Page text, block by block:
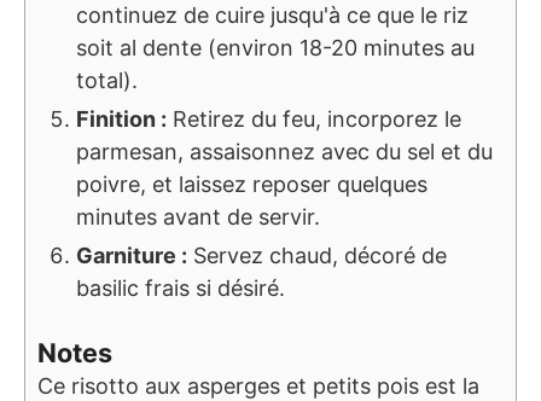
continuez de cuire jusqu'à ce que le riz
soit al dente (environ 18-20 minutes au
total).
Finition : Retirez du feu, incorporez le
parmesan, assaisonnez avec du sel et du
poivre, et laissez reposer quelques
minutes avant de servir.
Garniture : Servez chaud, décoré de
basilic frais si désiré.
Notes
Ce risotto aux asperges et petits pois est la